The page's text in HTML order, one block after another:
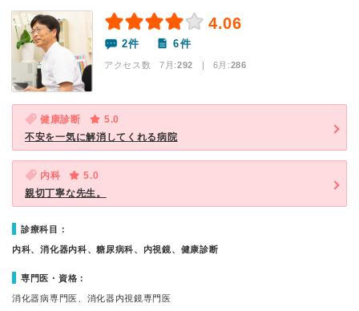
4.06
2件 6件
アクセス数 7月:292 | 6月:286
健康診断
5.0
不安を一気に解消してくれる病院
内科
5.0
親切丁寧な先生。
診療科目：
内科、消化器内科、糖尿病科、内視鏡、健康診断
専門医・資格：
消化器病専門医、消化器内視鏡専門医